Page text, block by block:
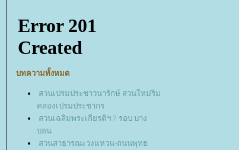
บทความทั้งหมด
สวนเปรมประชาวนารักษ์ สวนใหม่ริม
คลองเปรมประชากร
สวนเฉลิมพระเกียรติฯ 7 รอบ บาง
บอน
สวนสาธารณะวงแหวน-ถนนพุทธ